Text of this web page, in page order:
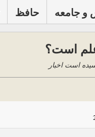
حافظ و جامعه
علم است؟
است اخبار